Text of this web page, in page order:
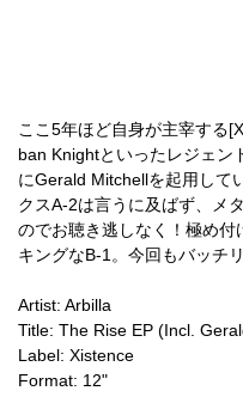
ここ5年ほど自身が主宰する
ban Knightといったレジェン
にGerald Mitchellを起用して
クスA-2は言うに及ばず、メ
のでお聴き逃しなく！極め
キングなB-1。今回もバッチ
Artist: Arbilla
Title: The Rise EP (Incl.
Label: Xistence
Format: 12"